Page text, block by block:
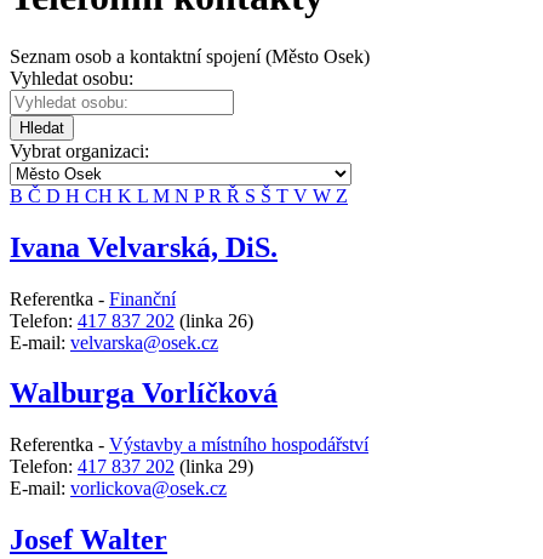
Seznam osob a kontaktní spojení (Město Osek)
Vyhledat osobu:
Hledat
Vybrat organizaci:
B Č D H CH K L M N PR Ř S Š T V W Z
Ivana Velvarská, DiS.
Referentka - Finanční
Telefon: 417 837 202 (linka 26)
E-mail: velvarska@osek.cz
Walburga Vorlíčková
Referentka - Výstavby a místního hospodářství
Telefon: 417 837 202 (linka 29)
E-mail: vorlickova@osek.cz
Josef Walter